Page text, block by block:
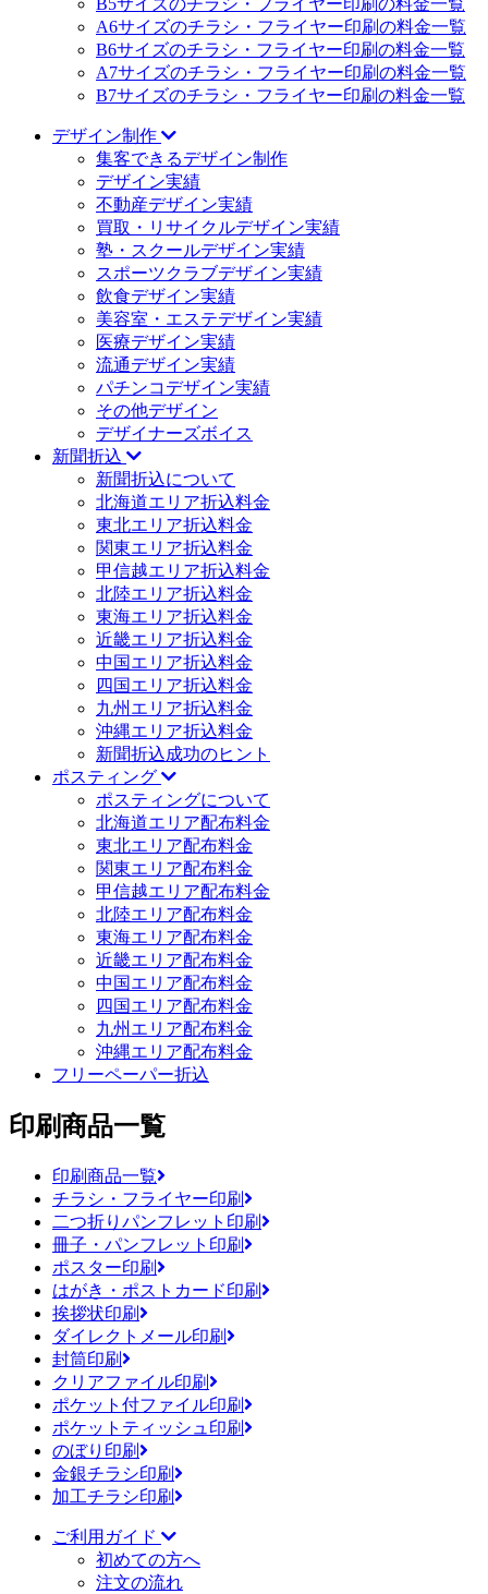
B5サイズのチラシ・フライヤー印刷の料金一覧
A6サイズのチラシ・フライヤー印刷の料金一覧
B6サイズのチラシ・フライヤー印刷の料金一覧
A7サイズのチラシ・フライヤー印刷の料金一覧
B7サイズのチラシ・フライヤー印刷の料金一覧
デザイン制作
集客できるデザイン制作
デザイン実績
不動産デザイン実績
買取・リサイクルデザイン実績
塾・スクールデザイン実績
スポーツクラブデザイン実績
飲食デザイン実績
美容室・エステデザイン実績
医療デザイン実績
流通デザイン実績
パチンコデザイン実績
その他デザイン
デザイナーズボイス
新聞折込
新聞折込について
北海道エリア折込料金
東北エリア折込料金
関東エリア折込料金
甲信越エリア折込料金
北陸エリア折込料金
東海エリア折込料金
近畿エリア折込料金
中国エリア折込料金
四国エリア折込料金
九州エリア折込料金
沖縄エリア折込料金
新聞折込成功のヒント
ポスティング
ポスティングについて
北海道エリア配布料金
東北エリア配布料金
関東エリア配布料金
甲信越エリア配布料金
北陸エリア配布料金
東海エリア配布料金
近畿エリア配布料金
中国エリア配布料金
四国エリア配布料金
九州エリア配布料金
沖縄エリア配布料金
フリーペーパー折込
印刷商品一覧
印刷商品一覧
チラシ・フライヤー印刷
二つ折りパンフレット印刷
冊子・パンフレット印刷
ポスター印刷
はがき・ポストカード印刷
挨拶状印刷
ダイレクトメール印刷
封筒印刷
クリアファイル印刷
ポケット付ファイル印刷
ポケットティッシュ印刷
のぼり印刷
金銀チラシ印刷
加工チラシ印刷
ご利用ガイド
初めての方へ
注文の流れ